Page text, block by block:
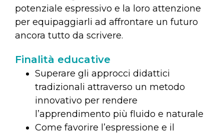
potenziale espressivo e la loro attenzione
per equipaggiarli ad affrontare un futuro
ancora tutto da scrivere.
Finalità educative
Superare gli approcci didattici
tradizionali attraverso un metodo
innovativo per rendere
l’apprendimento più fluido e naturale
Come favorire l’espressione e il